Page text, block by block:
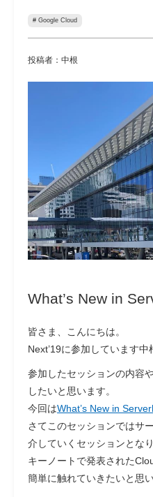
# Google Cloud
投稿者：中根
What’s New in
皆さま、こんにちは。
Next’19に参加しています中
参加したセッションの内容
したいと思います。
今回はWhat’s New in
さてこのセッションではサ
介していくセッションとなり
キーノートで発表された
簡単に触れていきたいと思い